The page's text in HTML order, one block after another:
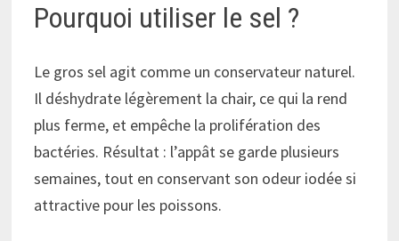
Pourquoi utiliser le sel ?
Le gros sel agit comme un conservateur naturel.
Il déshydrate légèrement la chair, ce qui la rend
plus ferme, et empêche la prolifération des
bactéries. Résultat : l’appât se garde plusieurs
semaines, tout en conservant son odeur iodée si
attractive pour les poissons.